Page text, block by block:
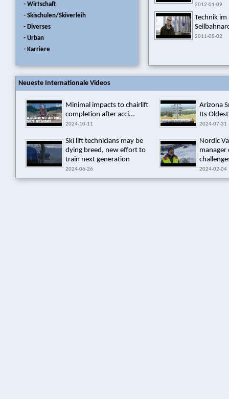
- Wirtschaft
- Skischulen/Skiverleih
- Diverses
- Urban
- Karriere
2012-01-09
Technik im
2011-05-02
Neueste Internationale Videos
Minimal impacts to chairlift
completion after acci...
2024-10-11
Arizona
Its
2024-07-31
Ski lift technicians may be
dying breed, new effort to
train next generation
2024-06-26
Nordic
manager
2024-02-04